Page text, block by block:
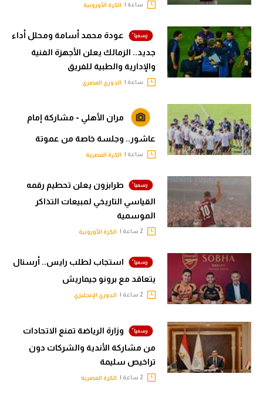
ساعة | الكرة الأوروبية
عودة محمد أسامة ومحلل أداء
جديد.. الزمالك يعلن الأجهزة الفنية
والإدارية والطبية للفريق
ساعة | الدوري المصري
مران الأهلي - مشاركة إمام
عاشور.. وجلسة خاصة من عموتة
ساعة | الكرة المصرية
طرابزون يعلن تحطيم رقمه
القياسي التاريخي لمبيعات التذاكر
الموسمية
الكرة الأوروبية
استجاب لطلب رايس.. أرسنال
يتعاقد مع برونو جيماريش
الدوري الإنجليزي
وزارة الرياضة تمنع الاتحادات
من مشاركة الأندية والشركات دون
تراخيص سليمة
الكرة المصرية